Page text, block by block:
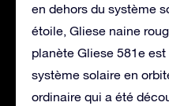
en dehors du système
étoile, Gliese naine
planète Gliese 581e est
système solaire en
ordinaire qui a été